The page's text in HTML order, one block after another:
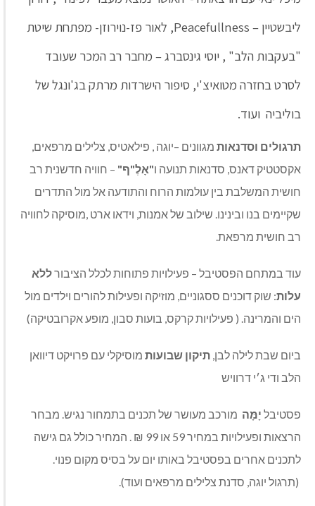
ליבשטיין – Peacefullness, לאור פז-נוירוזן- מפתחת שיטת
"בעקבות הלב" , יוסי גינסברג – מחבר רב המכר שעובד
לסרט בחזרה מטואיצ'י, סיפור הישרדות מרתק בג'ונגל של
בוליביה ועוד.
תרגולים וסדנאות מגוונים –יוגה , פילאטיס, צלילים מרפאים,
אקסטטיק דאנס, סדנאות תנועה ו"אָלֶ"ף" – חוויה חדשנית רב
חושית המשלבת בין עולמות הרוח והתודעה אל מול התדרים
שקיימים בנו ובינינו. שילוב של אמנות, וידאו ארט ,מוסיקה לחוויה
רב חושית מרפאת.
עוד במתחם הפסטיבל – פעילויות פתוחות לכלל הציבורללא
עלות: שוק דוכנים ססגוניים, מוזיקה ופעילות להורים וילדים מול
הים והמרינה. ( פעילויות קרקס, בועות סבון, מופע אקרובטיקה)
ביום שבת לילה לבן, תיקון שבועות מוסיקלי עם פרויקט דיוואן
הלב ודי ג׳י דרוויש
פסטיבל יָמָּה מורכב מעושר של תכנים בתמחור נגיש. מבחר
הרצאות ופעילויות במחיר 59 או 99 ₪ . המחיר כולל גם גישה
לתכנים אחרים בפסטיבל באותו יום על בסיס מקום פנוי.
(תרגול יוגה, סדנת צלילים מרפאים ועוד).